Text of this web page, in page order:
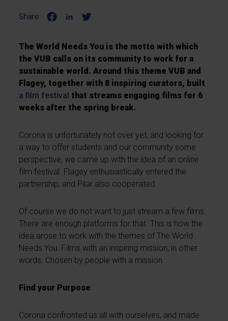
Share:
The World Needs You is the motto with which
the VUB calls on its community to work for a
sustainable world. Around this theme VUB and
Flagey, together with 8 inspiring curators, built
a film festival that streams engaging films for 6
weeks after the spring break.
Corona is unfortunately not over yet, and looking for
a way to offer students and our community some
perspective, we came up with the idea of an online
film festival. Flagey enthusiastically entered the
partnership, and Pilar also cooperated.
Of course we do not want to just stream a few films.
There are enough platforms for that. This is how the
idea arose to work with the themes of The World
Needs You. Films with an inspiring mission, in other
words. Chosen by people with a mission.
Find your Purpose
Corona confronted us all with ourselves, and made